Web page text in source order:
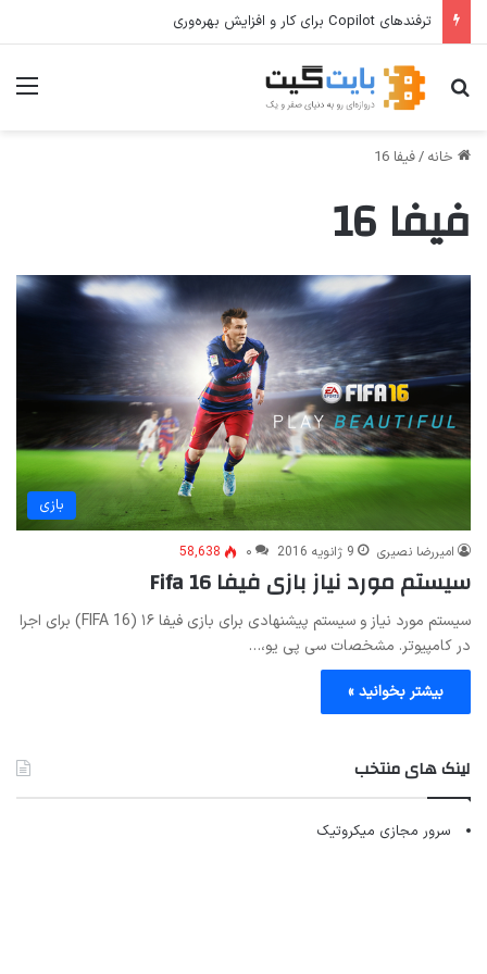
ترفندهای Copilot برای کار و افزایش بهره‌وری
جستجو برای
خانه /فیفا 16
فیفا 16
بازی
امیررضا نصیری 9 ژانویه 2016 ۰ 58,638
سیستم مورد نیاز بازی فیفا Fifa 16
سیستم مورد نیاز و سیستم پیشنهادی برای بازی فیفا ۱۶ (FIFA 16) برای اجرا
در کامپیوتر. مشخصات سی پی یو،…
بیشتر بخوانید »
لینک های منتخب
سرور مجازی میکروتیک